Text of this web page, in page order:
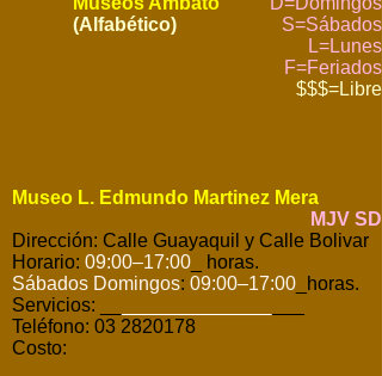
Museo L. Edmundo Martinez Mera
MJV SD
Dirección: Calle Guayaquil y Calle Bolivar
Horario: 09:00–17:00 _ horas.
Sábados Domingos: 09:00–17:00 _horas.
Servicios: __
Teléfono: 03 2820178
Costo:
S=Sábados
L=Lunes
F=Feriados
$$$=Libre
(Alfabético)